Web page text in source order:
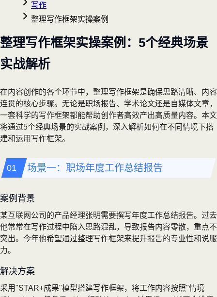
写作
整理写作框架实操案例
整理写作框架实操案例：5个经典场景
实战解析
在内容创作的各个环节中，整理写作框架是确保思路清晰、内容
连贯的核心步骤。无论是职场报告、学术论文还是自媒体文章，
一套科学的写作框架都能帮助创作者高效产出高质量内容。本文
将通过5个经典场景的实战案例，深入解析如何在不同情境下搭
建和运用写作框架。
场景一：职场年度工作总结报告
案例背景
某互联网公司的产品经理张明需要撰写年度工作总结报告。过去
他常常在写作过程中陷入思路混乱，导致报告内容零散，重点不
突出。今年他希望通过整理写作框架来提升报告的专业性和说服
力。
解决方案
采用"STAR+成果"模型搭建写作框架，将工作内容按照"情境